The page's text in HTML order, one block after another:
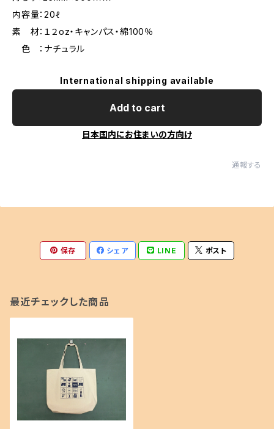
内容量：20ℓ
素 材：１２oz・キャンパス・綿100％
色 ：ナチュラル
International shipping available
Add to cart
日本国内にお住まいの方向け
通報する
保存 シェア LINE ポスト
最近チェックした商品